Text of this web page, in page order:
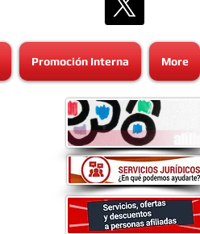
Promoción Interna More